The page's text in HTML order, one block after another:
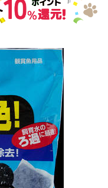
服・おさんぽ用品
リビング雑貨
シニアサポート